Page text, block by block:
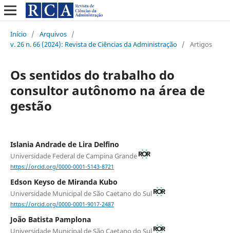
Início / Arquivos /
v. 26 n. 66 (2024): Revista de Ciências da Administração / Artigos
Os sentidos do trabalho do
consultor autônomo na área de
gestão
Islania Andrade de Lira Delfino
Universidade Federal de Campina Grande
https://orcid.org/0000-0001-5143-8721
Edson Keyso de Miranda Kubo
Universidade Municipal de São Caetano do Sul
https://orcid.org/0000-0001-9017-2487
João Batista Pamplona
Universidade Municipal de São Caetano do Sul